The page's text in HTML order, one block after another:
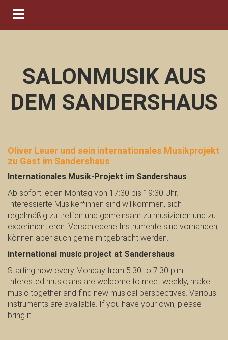
Navigation ein-/ausblenden
SALONMUSIK AUS
DEM SANDERSHAUS
Oliver Leuer und sein internationales Musikprojekt
zu Gast im Sandershaus
Internationales Musik-Projekt im Sandershaus
Ab sofort jeden Montag von 17:30 bis 19:30 Uhr.
Interessierte Musiker*innen sind willkommen, sich
regelmäßig zu treffen und gemeinsam zu musizieren und zu
experimentieren. Verschiedene Instrumente sind vorhanden,
können aber auch gerne mitgebracht werden.
international music project at Sandershaus
Starting now every Monday from 5:30 to 7:30 p.m.
Interested musicians are welcome to meet weekly, make
music together and find new musical perspectives. Various
instruments are available. If you have your own, please
bring it.